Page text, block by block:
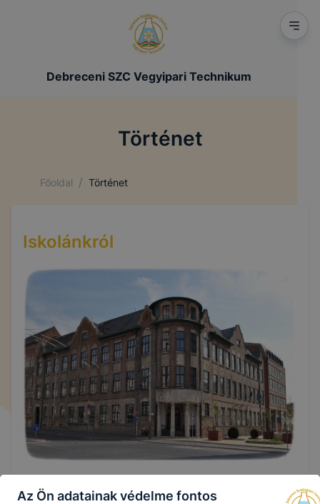
Debreceni SZC Vegyipari Technikum
Történet
Főoldal / Történet
Iskolánkról
A technikum az általános műveltség
Az Ön adatainak védelme fontos